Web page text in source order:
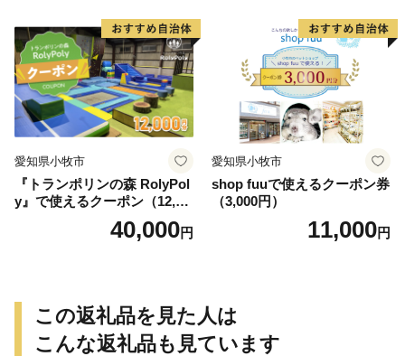
愛知県小牧市
『トランポリンの森 RolyPol
y』で使えるクーポン（12,00
40,000円
愛知県小牧市
shop fuuで使えるクーポン券
（3,000円）
11,000円
この返礼品を見た人は
こんな返礼品も見ています